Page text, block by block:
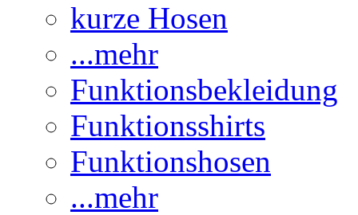
kurze Hosen
...mehr
Funktionsbekleidung
Funktionsshirts
Funktionshosen
...mehr